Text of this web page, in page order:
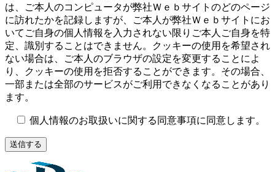
は、ご本人のコンピュータが弊社Ｗｅｂサイトのどのページ
に訪れたかを記録しますが、ご本人が弊社Ｗｅｂサイトにお
いてご自身の個人情報を入力されない限りご本人ご自身を特
定、識別することはできません。クッキーの使用を希望され
ない場合は、ご本人のブラウザの設定を変更することによ
り、クッキーの使用を拒否することができます。その場合、
一部または全部のサービスがご利用できなくなることがあり
ます。
個人情報のお取扱いに関する同意事項に同意します。